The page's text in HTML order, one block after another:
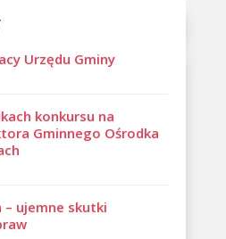
Urzędu Gminy
konkursu na
Gminnego Ośrodka
ujemne skutki